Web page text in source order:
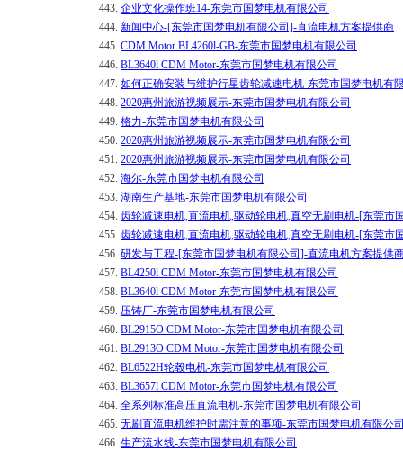
443. 企业文化操作班14-东莞市国梦电机有限公司
444. 新闻中心-[东莞市国梦电机有限公司]-直流电机方案提供商
445. CDM Motor BL4260l-GB-东莞市国梦电机有限公司
446. BL3640l CDM Motor-东莞市国梦电机有限公司
447. 如何正确安装与维护行星齿轮减速电机-东莞市国梦电机有
448. 2020惠州旅游视频展示-东莞市国梦电机有限公司
449. 格力-东莞市国梦电机有限公司
450. 2020惠州旅游视频展示-东莞市国梦电机有限公司
451. 2020惠州旅游视频展示-东莞市国梦电机有限公司
452. 海尔-东莞市国梦电机有限公司
453. 湖南生产基地-东莞市国梦电机有限公司
454. 齿轮减速电机,直流电机,驱动轮电机,真空无刷电机-[东莞市
455. 齿轮减速电机,直流电机,驱动轮电机,真空无刷电机-[东莞市
456. 研发与工程-[东莞市国梦电机有限公司]-直流电机方案提供
457. BL4250l CDM Motor-东莞市国梦电机有限公司
458. BL3640l CDM Motor-东莞市国梦电机有限公司
459. 压铸厂-东莞市国梦电机有限公司
460. BL2915O CDM Motor-东莞市国梦电机有限公司
461. BL2913O CDM Motor-东莞市国梦电机有限公司
462. BL6522H轮毂电机-东莞市国梦电机有限公司
463. BL3657l CDM Motor-东莞市国梦电机有限公司
464. 全系列标准高压直流电机-东莞市国梦电机有限公司
465. 无刷直流电机维护时需注意的事项-东莞市国梦电机有限公
466. 生产流水线-东莞市国梦电机有限公司